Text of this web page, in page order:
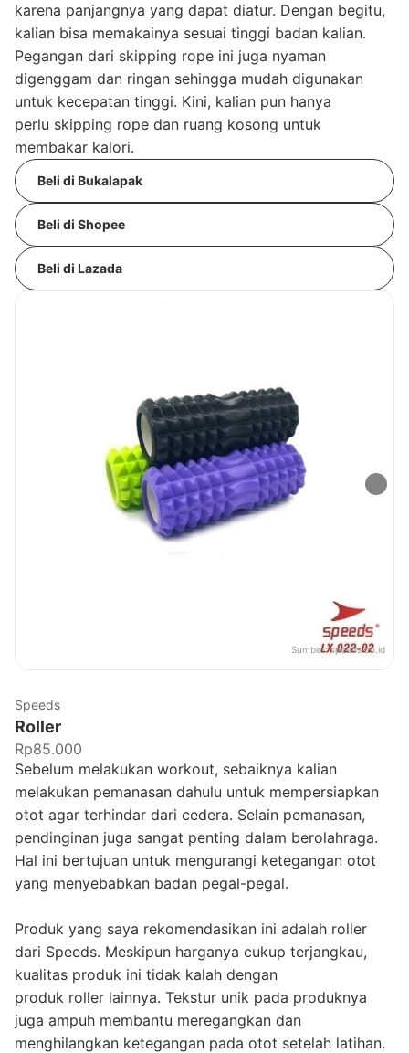
karena panjangnya yang dapat diatur. Dengan begitu,
kalian bisa memakainya sesuai tinggi badan kalian.
Pegangan dari skipping rope ini juga nyaman
digenggam dan ringan sehingga mudah digunakan
untuk kecepatan tinggi. Kini, kalian pun hanya
perlu skipping rope dan ruang kosong untuk
membakar kalori.
Beli di Bukalapak
Beli di Shopee
Beli di Lazada
Sumber:speeds.co.id
Speeds
Roller
Rp85.000
Sebelum melakukan workout, sebaiknya kalian
melakukan pemanasan dahulu untuk mempersiapkan
otot agar terhindar dari cedera. Selain pemanasan,
pendinginan juga sangat penting dalam berolahraga.
Hal ini bertujuan untuk mengurangi ketegangan otot
yang menyebabkan badan pegal-pegal.
Produk yang saya rekomendasikan ini adalah roller
dari Speeds. Meskipun harganya cukup terjangkau,
kualitas produk ini tidak kalah dengan
produk roller lainnya. Tekstur unik pada produknya
juga ampuh membantu meregangkan dan
menghilangkan ketegangan pada otot setelah latihan.